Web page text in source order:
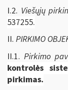
I.2. Viešųjų
537255.
II. PIRKIMO
II.1. Pirkimo
kontrolės
pirkimas.